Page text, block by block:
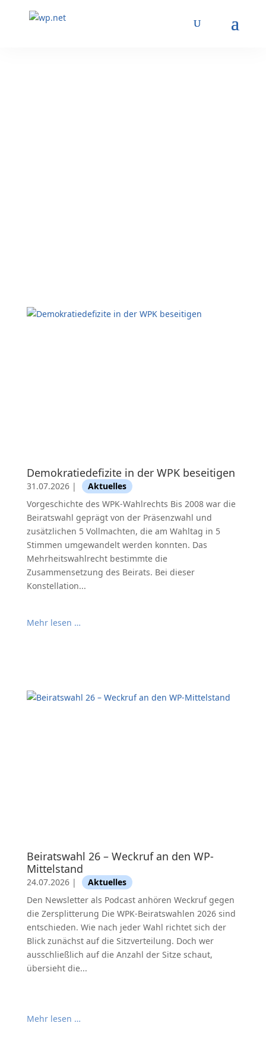
Demokratiedefizite in der WPK beseitigen
31.07.2026|
Aktuelles
Vorgeschichte des WPK-Wahlrechts Bis 2008 war die
Beiratswahl geprägt von der Präsenzwahl und
zusätzlichen 5 Vollmachten, die am Wahltag in 5
Stimmen umgewandelt werden konnten. Das
Mehrheitswahlrecht bestimmte die
Zusammensetzung des Beirats. Bei dieser
Konstellation...
Mehr lesen …
Beiratswahl 26 – Weckruf an den WP-
Mittelstand
24.07.2026|
Aktuelles
Den Newsletter als Podcast anhören Weckruf gegen
die Zersplitterung Die WPK-Beiratswahlen 2026 sind
entschieden. Wie nach jeder Wahl richtet sich der
Blick zunächst auf die Sitzverteilung. Doch wer
ausschließlich auf die Anzahl der Sitze schaut,
übersieht die...
Mehr lesen …